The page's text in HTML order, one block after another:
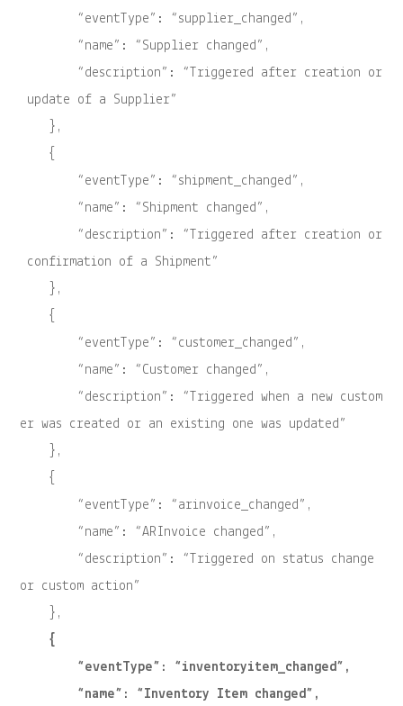
“eventType”: “supplier_changed”,
“name”: “Supplier changed”,
“description”: “Triggered after creation or
update of a Supplier”
},
{
“eventType”: “shipment_changed”,
“name”: “Shipment changed”,
“description”: “Triggered after creation or
confirmation of a Shipment”
},
{
“eventType”: “customer_changed”,
“name”: “Customer changed”,
“description”: “Triggered when a new custom
er was created or an existing one was updated”
},
{
“eventType”: “arinvoice_changed”,
“name”: “ARInvoice changed”,
“description”: “Triggered on status change
or custom action”
},
{
“eventType”: “inventoryitem_changed”,
“name”: “Inventory Item changed”,